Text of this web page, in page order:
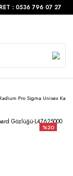
: 0536 796 07 27
Pro Sigma Unisex
%20